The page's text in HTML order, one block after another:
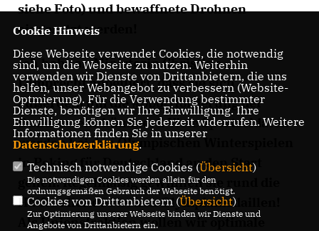
siehe Foto) und bewaffnete Drohnen
eingesetzt werden!
Ich habe an MinisterinChristine
Lambrechtappelliert, dass sie sich
außerdem um die#Sportförderungder
Bundeswehr kümmert. Viele Sportsoldaten
werden bei den Olympischen Winterspielen
in Peking für Deutschland an den Start
gehen. Regelmäßig gewinnen sie rund die
Hälfte aller deutschen Olympiamedaillen!
Als Unionsfraktion wollen wir optimale
Cookie Hinweis
Diese Webseite verwendet Cookies, die notwendig
sind, um die Webseite zu nutzen. Weiterhin
verwenden wir Dienste von Drittanbietern, die uns
helfen, unser Webangebot zu verbessern (Website-
Optmierung). Für die Verwendung bestimmter
Dienste, benötigen wir Ihre Einwilligung. Ihre
Einwilligung können Sie jederzeit widerrufen. Weitere
Informationen finden Sie in unserer
Datenschutzerklärung.
Technisch notwendige Cookies (Übersicht)
Die notwendigen Cookies werden allein für den
ordnungsgemäßen Gebrauch der Webseite benötigt.
Cookies von Drittanbietern (Übersicht)
Zur Optimierung unserer Webseite binden wir Dienste und
Angebote von Drittanbietern ein.